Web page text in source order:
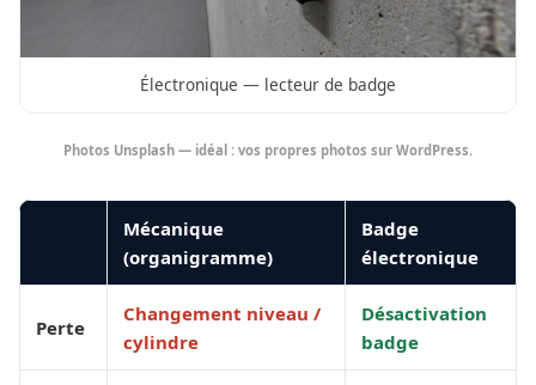
Électronique — lecteur de badge
Photos Unsplash — idéal : vos propres photos sur WordPress.
Mécanique
(organigramme)
Badge
électronique
Perte
Changement niveau /
cylindre
Désactivation
badge